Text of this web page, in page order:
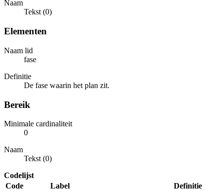
Naam
Tekst (0)
Elementen
Naam lid
fase
Definitie
De fase waarin het plan zit.
Bereik
Minimale cardinaliteit
0
Naam
Tekst (0)
Codelijst
Code
Label Definitie